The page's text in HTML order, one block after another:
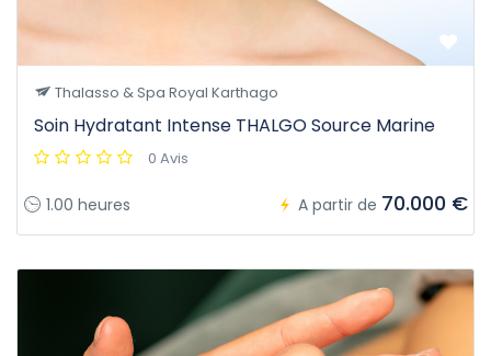
Thalasso & Spa Royal Karthago
Soin Hydratant Intense THALGO Source Marine
0 Avis
1.00 heures A partir de 70.000 €